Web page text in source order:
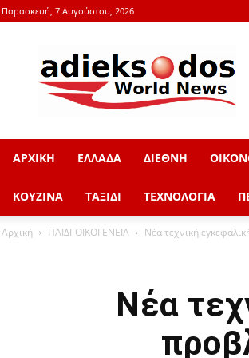
Παρασκευή, 7 Αυγούστου, 2026
adieksodos.gr
ΑΡΧΙΚΗ ΕΛΛΑΔΑ ΔΙΕΘΝΗ
ΚΟΥΖΙΝΑ ΤΑΞΙΔΙ ΤΕΧΝΟΛΟΓΙΑ
Αρχική ΠΑΙΔΙ-ΟΙΚΟΓΕΝΕΙΑ Νέα τεχνική
Νέα